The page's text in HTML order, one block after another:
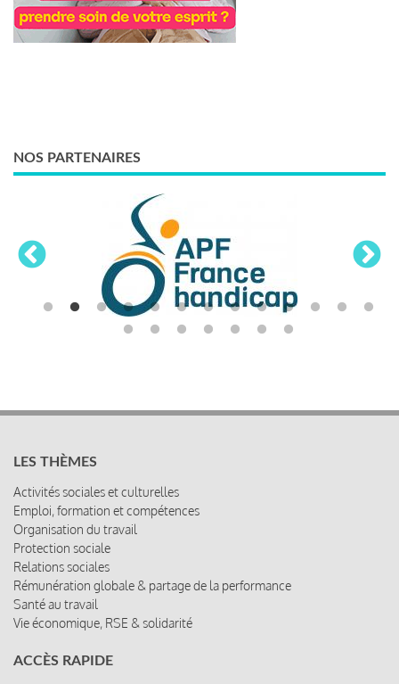
NOS PARTENAIRES
LES THÈMES
Activités sociales et culturelles
Emploi, formation et compétences
Organisation du travail
Protection sociale
Relations sociales
Rémunération globale & partage de la performance
Santé au travail
Vie économique, RSE & solidarité
ACCÈS RAPIDE